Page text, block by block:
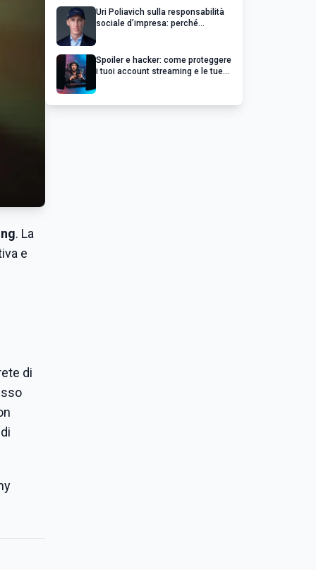
. La
e
di
Uri Poliavich sulla responsabilità
sociale d’impresa: perché
Spoiler e hacker: come proteggere
i tuoi account streaming e le tue